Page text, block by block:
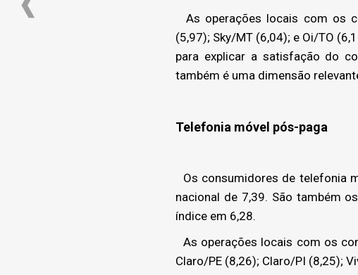
As operações locais com os
(5,97); Sky/MT (6,04); e Oi/TO
para explicar a satisfação do
também é uma dimensão
Telefonia móvel pós-paga
Os consumidores de telefonia
nacional de 7,39. São também
índice em 6,28.
As operações locais com os
Claro/PE (8,26); Claro/PI (8,25);